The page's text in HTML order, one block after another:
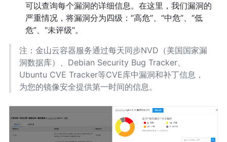
可以查询每个漏洞的详细信息。在这里，我们漏洞的
严重情况，将漏洞分为四级：“高危”、“中危”、“低
危”、“未评级”。
注：金山云容器服务通过每天同步NVD（美国国家漏
洞数据库）、Debian Security Bug Tracker、
Ubuntu CVE Tracker等CVE库中漏洞和补丁信息，
为您的镜像安全提供第一时间的信息。